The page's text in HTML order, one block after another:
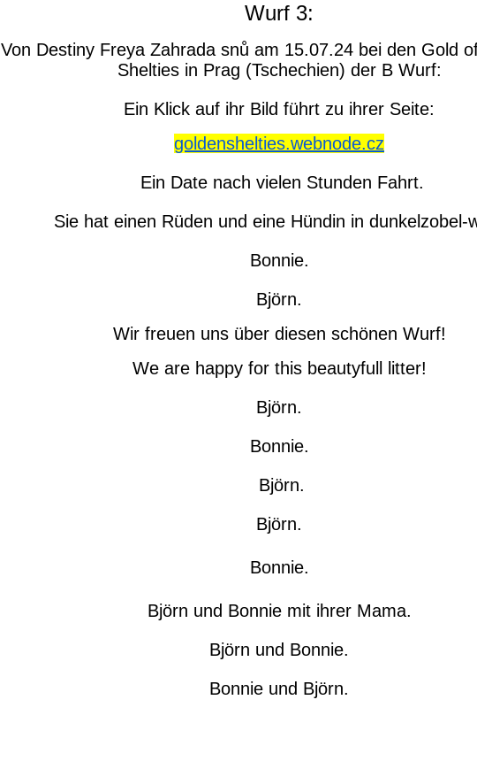
Wurf 3:
Von Destiny Freya Zahrada snů am 15.07.24 bei den Gold
Shelties in Prag (Tschechien) der B Wurf:
Ein Klick auf ihr Bild führt zu ihrer Seite:
goldenshelties.webnode.cz
Ein Date nach vielen Stunden Fahrt.
Sie hat einen Rüden und eine Hündin in dunkelzobel-
Bonnie.
Björn.
Wir freuen uns über diesen schönen Wurf!
We are happy for this beautyfull litter!
Björn.
Bonnie.
Björn.
Björn.
Bonnie.
Björn und Bonnie mit ihrer Mama.
Björn und Bonnie.
Bonnie und Björn.